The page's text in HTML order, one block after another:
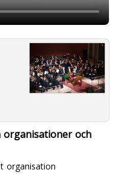
organisationer och
organisation